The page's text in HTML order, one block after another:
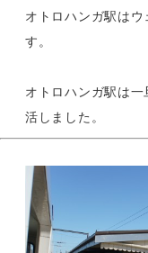
オトロハンガ駅は
す。
オトロハンガ駅は
活しました。